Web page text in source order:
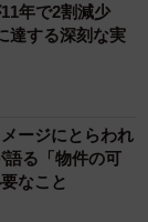
年で2割減少
達する深刻な実
ージにとらわれ
語る「物件の可
なこと